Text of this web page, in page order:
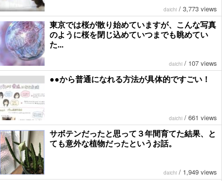
daichi / 3,773 views
東京では桜が散り始めていますが、こんな写真
のように桜を閉じ込めていつまでも眺めてい
た...
daichi / 107 views
●●から普通になれる方法が具体的ですごい！
daichi / 661 views
サボテンだったと思って３年間育てた結果、と
ても意外な植物だったというお話。
daichi / 1,949 views